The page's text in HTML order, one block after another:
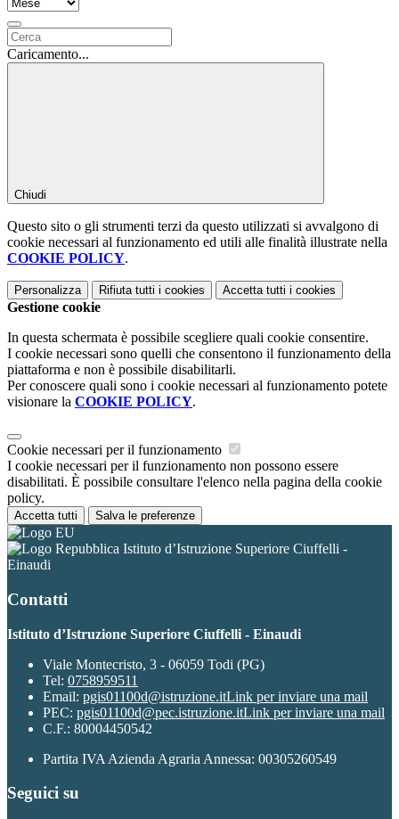
Caricamento...
Chiudi
Questo sito o gli strumenti terzi da questo utilizzati si avvalgono di
cookie necessari al funzionamento ed utili alle finalità illustrate nella
COOKIE POLICY.
Personalizza Rifiuta tutti i cookies Accetta tutti i cookies
Gestione cookie
In questa schermata è possibile scegliere quali cookie consentire.
I cookie necessari sono quelli che consentono il funzionamento della
piattaforma e non è possibile disabilitarli.
Per conoscere quali sono i cookie necessari al funzionamento potete
visionare la COOKIE POLICY.
Cookie necessari per il funzionamento
I cookie necessari per il funzionamento non possono essere
disabilitati. È possibile consultare l'elenco nella pagina della cookie
policy.
Accetta tutti Salva le preferenze
Istituto d’Istruzione Superiore Ciuffelli -
Einaudi
Contatti
Istituto d’Istruzione Superiore Ciuffelli - Einaudi
Viale Montecristo, 3 - 06059 Todi (PG)
Tel: 0758959511
Email: pgis01100d@istruzione.itLink per inviare una mail
PEC: pgis01100d@pec.istruzione.itLink per inviare una mail
C.F.: 80004450542
Partita IVA Azienda Agraria Annessa: 00305260549
Seguici su